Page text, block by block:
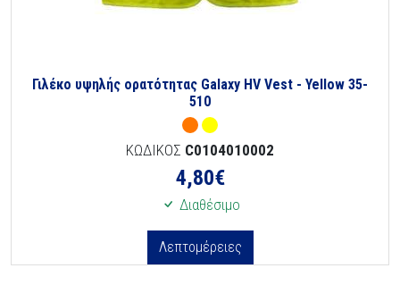
Γιλέκο υψηλής ορατότητας Galaxy HV Vest - Yellow 35-
510
ΚΩΔΙΚΟΣ C0104010002
4,80€
Διαθέσιμο
Λεπτομέρειες